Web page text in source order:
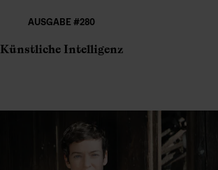
AUSGABE #280
Künstliche Intelligenz